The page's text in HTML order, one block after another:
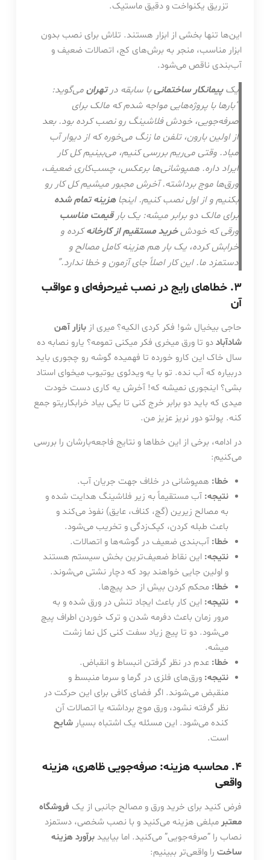
تزریق یکنواخت و دقیق ماستیک.
این‌ها تنها بخشی از ابزار هستند. تلاش برای نصب بدون
ابزار مناسب، منجر به برش‌های کج، اتصالات ضعیف و
آب‌بندی ناقص می‌شود.
یکپیمانکار ساختمانیبا سابقه درتهرانمی‌گوید:
“بارها با پروژه‌هایی مواجه شدم که مالک برای
صرفه‌جویی، خودش فلاشینگ رو نصب کرده بود. بعد
از اولین بارون، تلفن ما زنگ می‌خوره که از دیوار آب
میاد. وقتی می‌ریم بررسی کنیم، می‌بینیم کل کار
ایراد داره. همپوشانی‌ها برعکس، چسب‌کاری ضعیف،
ورق‌ها موج برداشته. آخرش مجبور میشیم کل کار رو
بکنیم و از اول نصب کنیم. اینجاهزینه تمام شده
برای مالک دو برابر میشه: یک بارقیمت مناسب
ورقی که خودشخرید مستقیم از کارخانهکرده و
خرابش کرده، یک بار هم هزینه کامل مصالح و
دستمزد ما. این کار اصلاً جای آزمون و خطا ندارد.”
۳. خطاهای رایج در نصب غیرحرفه‌ای و عواقب
آن
حاجی بیخیال شو! فکر کردی الکیه؟ میری از بازار آهن
شادآباددو تا ورق میخری فکر میکنی تمومه؟ یارو نصابه ده
سال خاک این کارو خورده تا فهمیده گوشه رو چجوری باید
دربیاره که آب نده. تو با یه ویدئوی یوتیوب میخوای استاد
بشی؟ اینجوری نمیشه که! آخرش یه کاری دست خودت
میدی که باید دو برابر خرج کنی تا یکی بیاد خرابکاریتو جمع
کنه. پولتو دور نریز عزیز من.
در ادامه، برخی از این خطاها و نتایج فاجعه‌بارشان را بررسی
می‌کنیم:
خطا: همپوشانی در خلاف جهت جریان آب.
نتیجه: آب مستقیماً به زیر فلاشینگ هدایت شده و
به مصالح زیرین (گچ، کناف، عایق) نفوذ می‌کند و
باعث طبله کردن، کپک‌زدگی و تخریب می‌شود.
خطا: آب‌بندی ضعیف در گوشه‌ها و اتصالات.
نتیجه: این نقاط ضعیف‌ترین بخش سیستم هستند
و اولین جایی خواهند بود که دچار نشتی می‌شوند.
خطا: محکم کردن بیش از حد پیچ‌ها.
نتیجه: این کار باعث ایجاد تنش در ورق شده و به
مرور زمان باعث دفرمه شدن و ترک خوردن اطراف پیچ
می‌شود. دو تا پیچ زیاد سفت کنی کل نما زشت
میشه.
خطا: عدم در نظر گرفتن انبساط و انقباض.
نتیجه: ورق‌های فلزی در گرما و سرما منبسط و
منقبض می‌شوند. اگر فضای کافی برای این حرکت در
نظر گرفته نشود، ورق موج برداشته یا اتصالات آن
کنده می‌شود. این مسئله یک اشتباه بسیارشایح
است.
۴. محاسبه هزینه: صرفه‌جویی ظاهری، هزینه
واقعی
فرض کنید برای خرید ورق و مصالح جانبی از یک فروشگاه
معتبرمبلغی هزینه می‌کنید و با نصب شخصی، دستمزد
نصاب را “صرفه‌جویی” می‌کنید. اما بیایید برآورد هزینه
ساخترا واقعی‌تر ببینیم: